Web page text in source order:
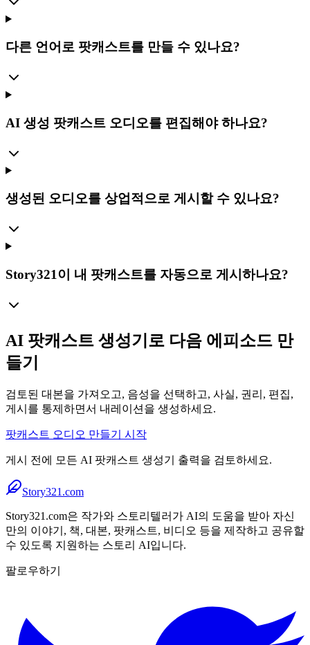
다른 언어로 팟캐스트를 만들 수 있나요?
AI 생성 팟캐스트 오디오를 편집해야 하나요?
생성된 오디오를 상업적으로 게시할 수 있나요?
Story321이 내 팟캐스트를 자동으로 게시하나요?
AI 팟캐스트 생성기로 다음 에피소드 만
들기
검토된 대본을 가져오고, 음성을 선택하고, 사실, 권리, 편집,
게시를 통제하면서 내레이션을 생성하세요.
팟캐스트 오디오 만들기 시작
게시 전에 모든 AI 팟캐스트 생성기 출력을 검토하세요.
Story321.com
Story321.com은 작가와 스토리텔러가 AI의 도움을 받아 자신
만의 이야기, 책, 대본, 팟캐스트, 비디오 등을 제작하고 공유할
수 있도록 지원하는 스토리 AI입니다.
팔로우하기